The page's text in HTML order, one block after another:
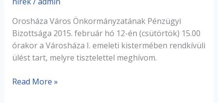
Orosháza Város Önkormányzatának Pénzügyi
Bizottsága 2015. február hó 12-én (csütörtök) 15.00
órakor a Városháza I. emeleti kistermében rendkívüli
ülést tart, melyre tisztelettel meghívom.
Read More »